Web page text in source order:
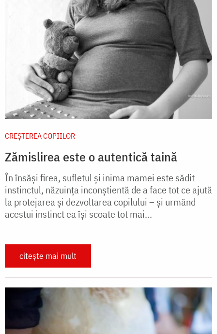
CREŞTEREA COPIILOR
Zămislirea este o autentică taină
În însăşi firea, sufletul şi inima mamei este sădit
instinctul, năzuinţa inconştientă de a face tot ce ajută
la protejarea şi dezvoltarea copilului – şi urmând
acestui instinct ea îşi scoate tot mai...
citește mai mult